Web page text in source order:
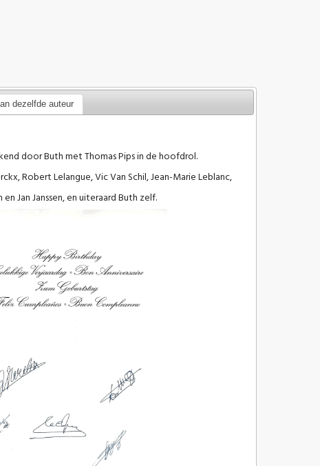
dezelfde auteur
door Buth met Thomas Pips in de hoofdrol.
Robert Lelangue, Vic Van Schil, Jean-Marie Leblanc,
Jan Janssen, en uiteraard Buth zelf.